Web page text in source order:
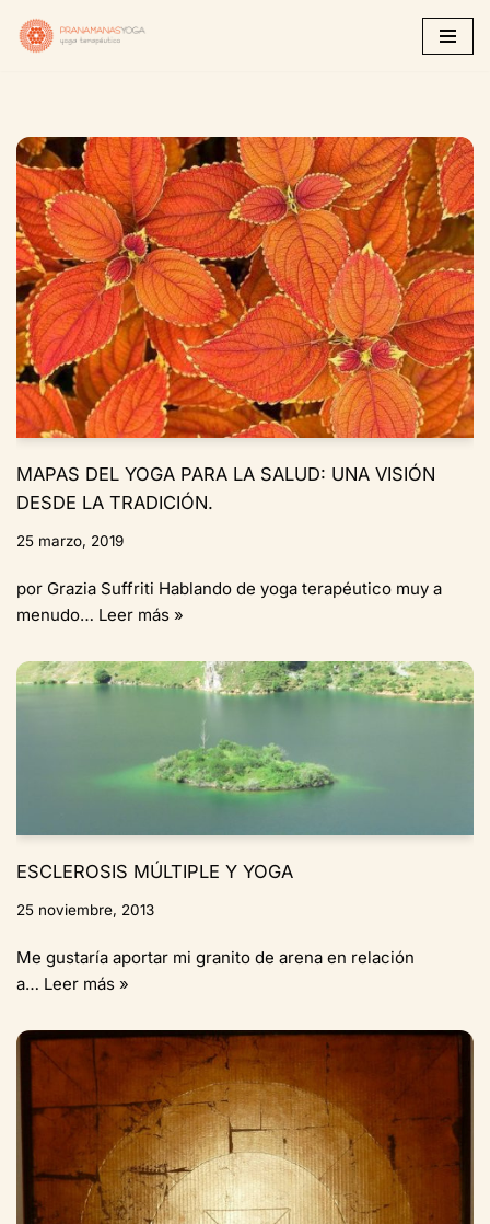
Saltar
MAPAS DEL YOGA PARA LA SALUD: UNA VISIÓN
DESDE LA TRADICIÓN.
25 marzo, 2019
por Grazia Suffriti Hablando de yoga terapéutico muy a
menudo… Leer más »
ESCLEROSIS MÚLTIPLE Y YOGA
25 noviembre, 2013
Me gustaría aportar mi granito de arena en relación
a… Leer más »